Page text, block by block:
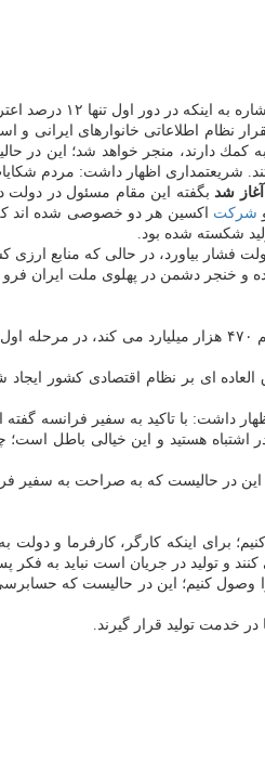
به نقل از مهر، سخنرانی وزیر
داد؛ به هر حال استقرار نظام اطلاعاتی
شریعتمداری اظهار داشت: مردم
شدبگفته این مقام مسئول در دولت
شركت اكسین هر دو خصوصی شده اند
شكسته شده بود.
بیاورد، در حالی كه منابع ارزی
و خنجر دشمن در پهلوی ملت ایران
داشت: با تاكید به سفیر فرانسه
هستید و این خیالی باطل است؛
این در حالیست كه به صراحت به
برای اینكه كارگر، كارفرما و
و تولید در جریان است نباید به فكر
خدمت تولید قرار گیرند.